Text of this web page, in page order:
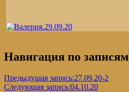
Навигация по записям
Предыдущая запись:27.09.20-2
Следующая запись:04.10.20